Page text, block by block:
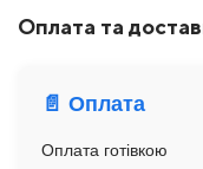
Оплата та
📄 Оплата
Оплата готівкою